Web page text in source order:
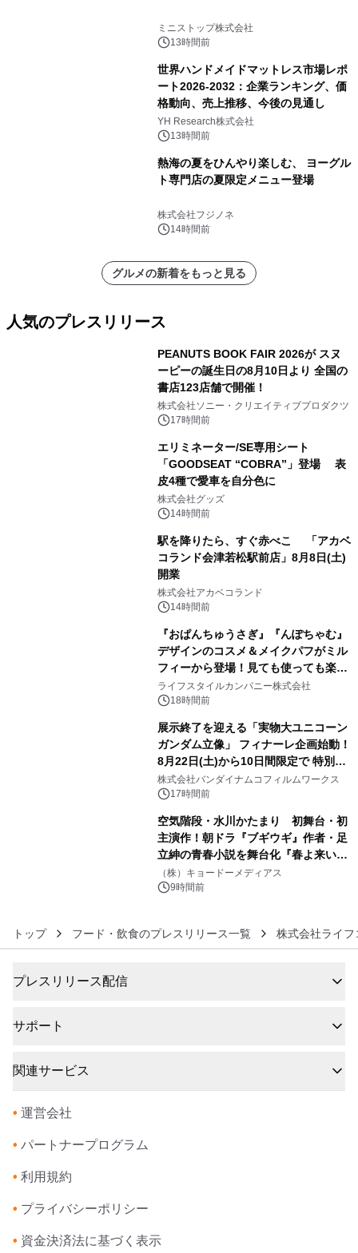
ミニストップ株式会社
13時間前
世界ハンドメイドマットレス市場レポ
ート2026-2032：企業ランキング、価
格動向、売上推移、今後の見通し
YH Research株式会社
13時間前
熱海の夏をひんやり楽しむ、 ヨーグル
ト専門店の夏限定メニュー登場
株式会社フジノネ
14時間前
グルメの新着をもっと見る
人気のプレスリリース
PEANUTS BOOK FAIR 2026が スヌ
ーピーの誕生日の8月10日より 全国の
書店123店舗で開催！
株式会社ソニー・クリエイティブプロダクツ
17時間前
エリミネーター/SE専用シート
「GOODSEAT “COBRA”」登場 表
皮4種で愛車を自分色に
株式会社グッズ
14時間前
駅を降りたら、すぐ赤べこ 「アカベ
コランド会津若松駅前店」8月8日(土)
開業
株式会社アカベコランド
14時間前
『おぱんちゅうさぎ』『んぽちゃむ』
デザインのコスメ＆メイクパフがミル
フィーから登場！見ても使っても楽し
い、ポップでキュートなコレクショ
ン。
ライフスタイルカンパニー株式会社
18時間前
展示終了を迎える「実物大ユニコーン
ガンダム立像」 フィナーレ企画始動！
8月22日(土)から10日間限定で 特別映
像『UNICORN GUNDAM Statue ―
BEYOND POSSIBILITY ―』を上映！
株式会社バンダイナムコフィルムワークス
17時間前
空気階段・水川かたまり 初舞台・初
主演作！朝ドラ『ブギウギ』作者・足
立紳の青春小説を舞台化『春よ来い、
マジで来い』キービジュアル解禁！
（株）キョードーメディアス
9時間前
トップ フード・飲食のプレスリリース一覧 株式会社ライ
プレスリリース配信
サポート
関連サービス
• 運営会社
• パートナープログラム
• 利用規約
• プライバシーポリシー
• 資金決済法に基づく表示